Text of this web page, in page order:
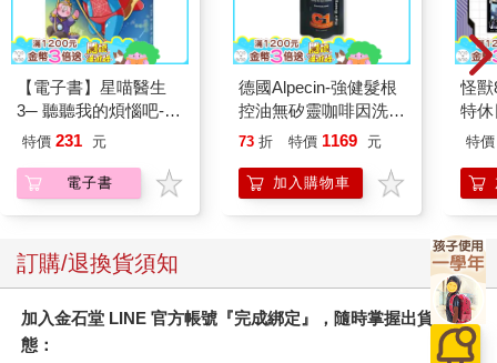
不需要為了「有人比我更難過」而忍耐
如同「想哭的時候就哭」字面的意思，不需要強忍悲痛，徹底
悲痛過一場也是重要的經驗。
有些人面對悲傷時在意他人眼光，於是勉強自己裝出活力充沛
的模樣；或是和生活更艱辛的人比較，藉此壓抑自己的情緒，安
慰自己「有人過得比我辛苦，我不應該難過」。
你的悲傷屬於你自己，沒有人能代替你哭泣。
如果身邊有人能承接自己的情緒，不妨在人前流淚。如果沒
想到「每個人的悲傷不盡相同」，便能明白悲傷是個人的情
緒，以自己的方式來難過並不奇怪。
即便是自己的悲傷，從程度、呈現到面對的方式，都可能讓人
驚覺自己原來還有這一面。
然而無論是何種悲傷，都不需要壓抑當下湧現的情緒，直接流
【電子書】星喵醫生
3─ 聽聽我的煩惱吧-實
現自我
特價 231 元
電子書
德國Alpecin-強健髮根
控油無矽靈咖啡因洗髮
凝露375ml/瓶-C1強健
調理頭皮洗髮液/0矽靈
滋潤洗頭髮水/一般髮
73 折 特價 1169 元
加入購物車
怪獸
特
加購]
特價
訂購/退換貨須知
加入金石堂 LINE 官方帳號『完成綁定』，隨時掌握出貨動
態：